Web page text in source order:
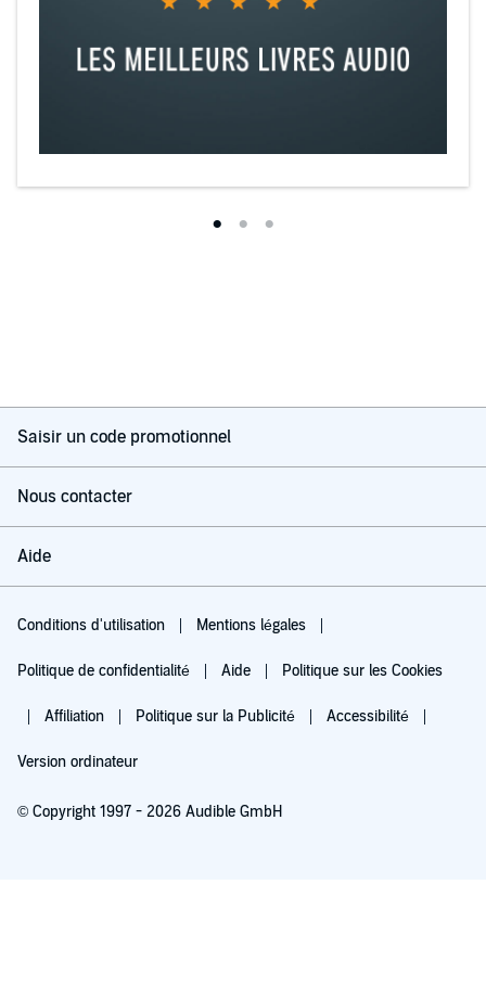
Saisir un code promotionnel
Nous contacter
Aide
Conditions d'utilisation Mentions légales
Politique de confidentialité Aide Politique sur les Cookies
Affiliation Politique sur la Publicité Accessibilité
Version ordinateur
© Copyright 1997 - 2026 Audible GmbH